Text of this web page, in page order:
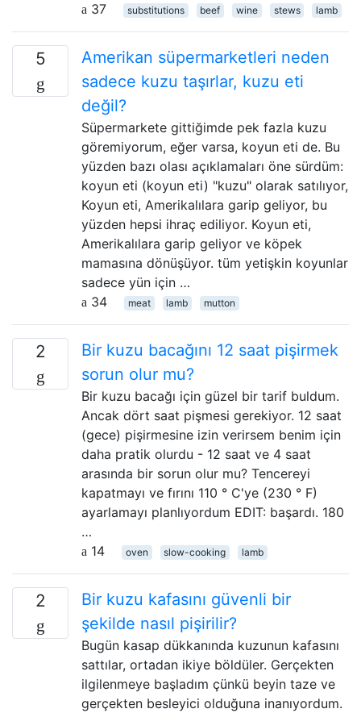
37
substitutions beef wine stews lamb
5
Amerikan süpermarketleri neden
sadece kuzu taşırlar, kuzu eti
değil?
Süpermarkete gittiğimde pek fazla kuzu
göremiyorum, eğer varsa, koyun eti de. Bu
yüzden bazı olası açıklamaları öne sürdüm:
koyun eti (koyun eti) "kuzu" olarak satılıyor,
Koyun eti, Amerikalılara garip geliyor, bu
yüzden hepsi ihraç ediliyor. Koyun eti,
Amerikalılara garip geliyor ve köpek
mamasına dönüşüyor. tüm yetişkin koyunlar
sadece yün için …
34
meat lamb mutton
2
Bir kuzu bacağını 12 saat pişirmek
sorun olur mu?
Bir kuzu bacağı için güzel bir tarif buldum.
Ancak dört saat pişmesi gerekiyor. 12 saat
(gece) pişirmesine izin verirsem benim için
daha pratik olurdu - 12 saat ve 4 saat
arasında bir sorun olur mu? Tencereyi
kapatmayı ve fırını 110 ° C'ye (230 ° F)
ayarlamayı planlıyordum EDIT: başardı. 180
…
14
oven slow-cooking lamb
2
Bir kuzu kafasını güvenli bir
şekilde nasıl pişirilir?
Bugün kasap dükkanında kuzunun kafasını
sattılar, ortadan ikiye böldüler. Gerçekten
ilgilenmeye başladım çünkü beyin taze ve
gerçekten besleyici olduğuna inanıyordum.